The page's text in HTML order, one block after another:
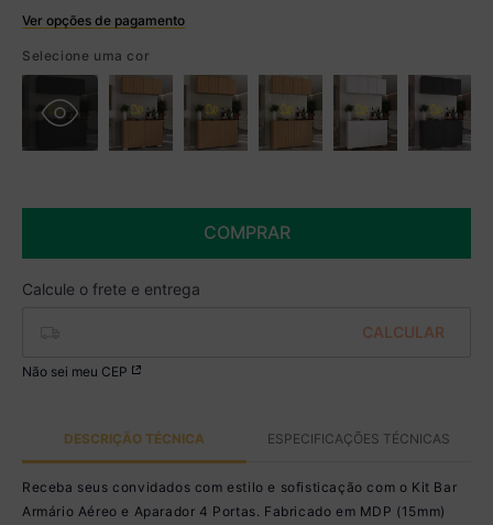
Ver opções de pagamento
R$ 598,49 à vista no Boleto
Você economizaR$ 31,50
Selecione uma cor
COMPRAR
Não sei meu CEP
DESCRIÇÃO TÉCNICA ESPECIFICAÇÕES TÉCNICAS
Receba seus convidados com estilo e sofisticação com o Kit Bar
Armário Aéreo e Aparador 4 Portas. Fabricado em MDP (15mm)